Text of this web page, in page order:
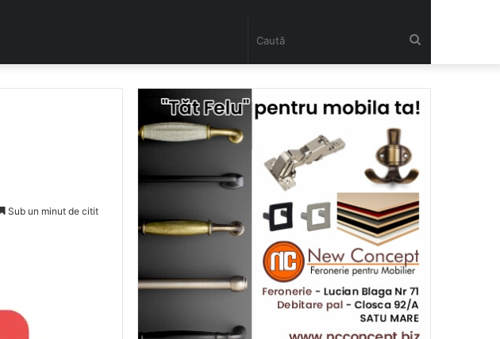
MULTE
Sub un minut de citit